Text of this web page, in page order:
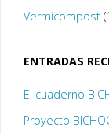
Vermicompost
ENTRADAS
El cuaderno
Proyecto